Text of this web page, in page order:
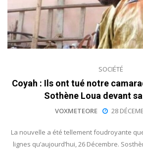
SOCIÉTÉ
Coyah : Ils ont tué notre
Sothène Loua devant
VOXMETEORE 28
La nouvelle a été tellement foudroyante
lignes qu’aujourd’hui, 26 Décembre.